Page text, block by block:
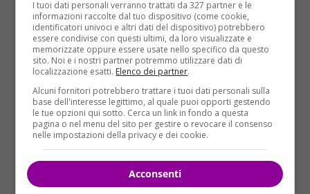
Masie Bianca Berlinguerrispettivamente dal
Tg3.
Initialize ads
I tuoi dati personali verranno trattati da 327 partner e le
informazioni raccolte dal tuo dispositivo (come cookie,
identificatori univoci e altri dati del dispositivo) potrebbero
essere condivise con questi ultimi, da loro visualizzate e
memorizzate oppure essere usate nello specifico da questo
sito. Noi e i nostri partner potremmo utilizzare dati di
localizzazione esatti. Elenco dei partner.
Alcuni fornitori potrebbero trattare i tuoi dati personali sulla
base dell'interesse legittimo, al quale puoi opporti gestendo
le tue opzioni qui sotto. Cerca un link in fondo a questa
pagina o nel menu del sito per gestire o revocare il consenso
nelle impostazioni della privacy e dei cookie.
Acconsenti